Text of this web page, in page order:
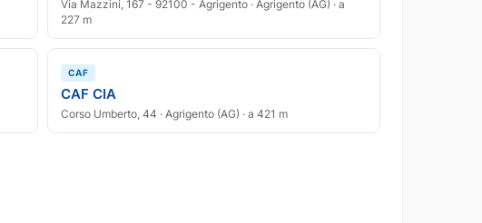
Via Mazzini, 167 - 92100 - Agrigento · Agrigento (AG) · a
227 m
CAF
CAF CIA
Corso Umberto, 44 · Agrigento (AG) · a 421 m